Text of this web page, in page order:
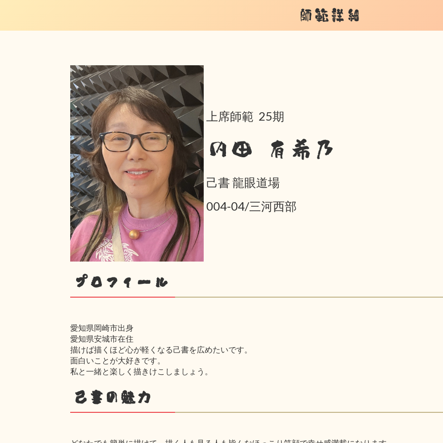
師範詳細
上席師範 25期
内田 有希乃
己書 龍眼道場
004-04/三河西部
プロフィール
愛知県岡崎市出身
愛知県安城市在住
描けば描くほど心が軽くなる己書を広めたいです。
面白いことが大好きです。
私と一緒と楽しく描きけこしましょう。
己書の魅力